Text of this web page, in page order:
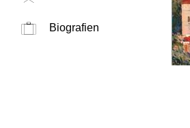
Biografien